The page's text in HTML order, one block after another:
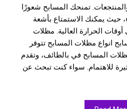
تمنحك المسابح شعورًا
حيث يمكنك الاستمتاع بأشعة
الحرارة العالية. مظلات
انواع مظلات المسابح تتوفر
المسابح في بالطائف، وتقدم
للاهتمام. سواء كنت تبحث عن